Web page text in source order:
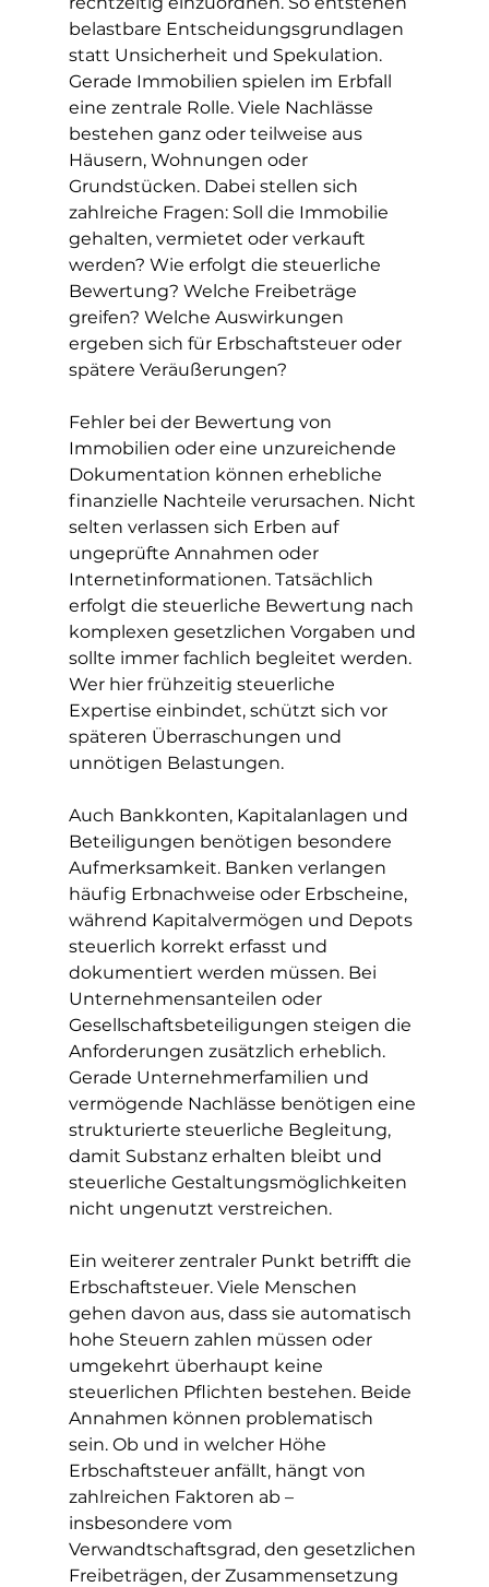
belastbare Entscheidungsgrundlagen
statt Unsicherheit und Spekulation.
Gerade Immobilien spielen im Erbfall
eine zentrale Rolle. Viele Nachlässe
bestehen ganz oder teilweise aus
Häusern, Wohnungen oder
Grundstücken. Dabei stellen sich
zahlreiche Fragen: Soll die Immobilie
gehalten, vermietet oder verkauft
werden? Wie erfolgt die steuerliche
Bewertung? Welche Freibeträge
greifen? Welche Auswirkungen
ergeben sich für Erbschaftsteuer oder
spätere Veräußerungen?
Fehler bei der Bewertung von
Immobilien oder eine unzureichende
Dokumentation können erhebliche
finanzielle Nachteile verursachen. Nicht
selten verlassen sich Erben auf
ungeprüfte Annahmen oder
Internetinformationen. Tatsächlich
erfolgt die steuerliche Bewertung nach
komplexen gesetzlichen Vorgaben und
sollte immer fachlich begleitet werden.
Wer hier frühzeitig steuerliche
Expertise einbindet, schützt sich vor
späteren Überraschungen und
unnötigen Belastungen.
Auch Bankkonten, Kapitalanlagen und
Beteiligungen benötigen besondere
Aufmerksamkeit. Banken verlangen
häufig Erbnachweise oder Erbscheine,
während Kapitalvermögen und Depots
steuerlich korrekt erfasst und
dokumentiert werden müssen. Bei
Unternehmensanteilen oder
Gesellschaftsbeteiligungen steigen die
Anforderungen zusätzlich erheblich.
Gerade Unternehmerfamilien und
vermögende Nachlässe benötigen eine
strukturierte steuerliche Begleitung,
damit Substanz erhalten bleibt und
steuerliche Gestaltungsmöglichkeiten
nicht ungenutzt verstreichen.
Ein weiterer zentraler Punkt betrifft die
Erbschaftsteuer. Viele Menschen
gehen davon aus, dass sie automatisch
hohe Steuern zahlen müssen oder
umgekehrt überhaupt keine
steuerlichen Pflichten bestehen. Beide
Annahmen können problematisch
sein. Ob und in welcher Höhe
Erbschaftsteuer anfällt, hängt von
zahlreichen Faktoren ab –
insbesondere vom
Verwandtschaftsgrad, den gesetzlichen
Freibeträgen, der Zusammensetzung